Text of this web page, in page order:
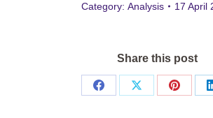
Category: Analysis 17 April
Share this post
Share
Share
Share